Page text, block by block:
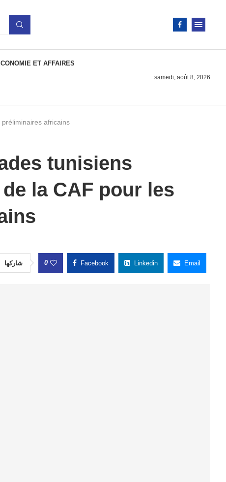
ET AFFAIRES
samedi, août 8, 2026
africains
tunisiens
la CAF pour les
شاركها 0 Facebook Linkedin Email